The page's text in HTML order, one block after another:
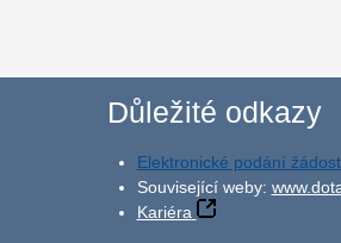
Důležité odkazy
Elektronické podání
Související weby:
Kariéra